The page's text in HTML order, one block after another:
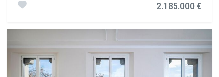
maestra del arquitecto Josep Pujol i Brull, construida a
modernismo, como el hierro forjado, las maderas talladas,
los suelos hidráulicos y los vitrales. Recientemente
reformada en 2023, la Casa Condeminas ofrece pisos de
super lujo y altísima calidad, con conserje, ascensores,
2.185.000 €